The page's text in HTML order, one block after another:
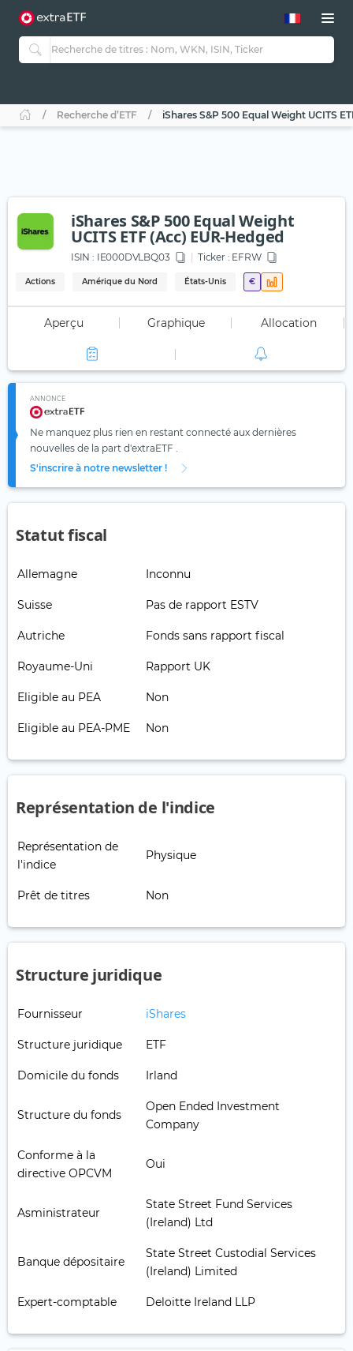
Recherche d’ETF iShares S&P 500 Equal Weight UCITS
iShares S&P 500 Equal Weight
UCITS ETF (Acc) EUR-Hedged
ISIN : IE000DVLBQ03 Ticker : EFRW
Actions Amérique du Nord États-Unis €
Aperçu Graphique Allocation
ANNONCE
Ne manquez plus rien en restant connecté aux dernières
nouvelles de la part d'extraETF .
S'inscrire à notre newsletter !
Statut fiscal
Allemagne Inconnu
Suisse Pas de rapport ESTV
Autriche Fonds sans rapport fiscal
Royaume-Uni Rapport UK
Eligible au PEA Non
Eligible au PEA-PME Non
Représentation de l'indice
Représentation de
l'indice
Physique
Prêt de titres Non
Structure juridique
Fournisseur iShares
Structure juridique ETF
Domicile du fonds Irland
Structure du fonds
Open Ended Investment
Company
Conforme à la
directive OPCVM
Oui
Asministrateur
State Street Fund Services
(Ireland) Ltd
Banque dépositaire
State Street Custodial Services
(Ireland) Limited
Expert-comptable Deloitte Ireland LLP